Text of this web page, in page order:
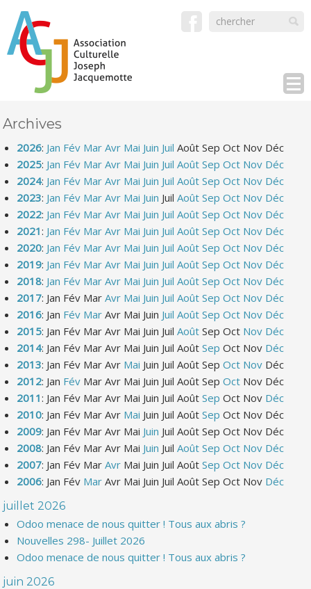
Archives
2026: Jan Fév Mar Avr Mai Juin Juil Août Sep Oct Nov Déc
2025: Jan Fév Mar Avr Mai Juin Juil Août Sep Oct Nov Déc
2024: Jan Fév Mar Avr Mai Juin Juil Août Sep Oct Nov Déc
2023: Jan Fév Mar Avr Mai Juin Juil Août Sep Oct Nov Déc
2022: Jan Fév Mar Avr Mai Juin Juil Août Sep Oct Nov Déc
2021: Jan Fév Mar Avr Mai Juin Juil Août Sep Oct Nov Déc
2020: Jan Fév Mar Avr Mai Juin Juil Août Sep Oct Nov Déc
2019: Jan Fév Mar Avr Mai Juin Juil Août Sep Oct Nov Déc
2018: Jan Fév Mar Avr Mai Juin Juil Août Sep Oct Nov Déc
2017: Jan Fév Mar Avr Mai Juin Juil Août Sep Oct Nov Déc
2016: Jan Fév Mar Avr Mai Juin Juil Août Sep Oct Nov Déc
2015: Jan Fév Mar Avr Mai Juin Juil Août Sep Oct Nov Déc
2014: Jan Fév Mar Avr Mai Juin Juil Août Sep Oct Nov Déc
2013: Jan Fév Mar Avr Mai Juin Juil Août Sep Oct Nov Déc
2012: Jan Fév Mar Avr Mai Juin Juil Août Sep Oct Nov Déc
2011: Jan Fév Mar Avr Mai Juin Juil Août Sep Oct Nov Déc
2010: Jan Fév Mar Avr Mai Juin Juil Août Sep Oct Nov Déc
2009: Jan Fév Mar Avr Mai Juin Juil Août Sep Oct Nov Déc
2008: Jan Fév Mar Avr Mai Juin Juil Août Sep Oct Nov Déc
2007: Jan Fév Mar Avr Mai Juin Juil Août Sep Oct Nov Déc
2006: Jan Fév Mar Avr Mai Juin Juil Août Sep Oct Nov Déc
juillet 2026
Odoo menace de nous quitter ! Tous aux abris ?
Nouvelles 298- Juillet 2026
Odoo menace de nous quitter ! Tous aux abris ?
juin 2026